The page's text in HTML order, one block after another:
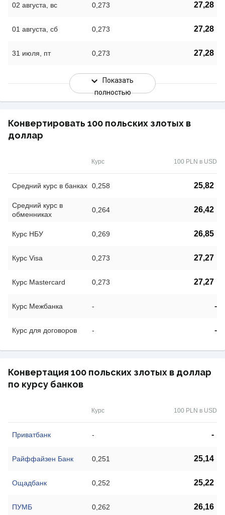
02 августа, вс 0,273 27,28
01 августа, сб 0,273 27,28
31 июля, пт 0,273 27,28
Показать
полностью
Конвертировать 100 польских злотых в
доллар
Курс 100 PLN в USD
Средний курс в банках 0,258 25,82
Средний курс в
обменниках
0,264 26,42
Курс НБУ 0,269 26,85
Курс Visa 0,273 27,27
Курс Mastercard 0,273 27,27
Курс Межбанка - -
Курс для договоров - -
Конвертация 100 польских злотых в доллар
по курсу банков
Курс 100 PLN в USD
Приватбанк - -
Райффайзен Банк 0,251 25,14
Ощадбанк 0,252 25,22
ПУМБ 0,262 26,16